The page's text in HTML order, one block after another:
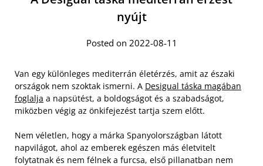
nyújt
Posted on 2022-08-11
Van egy különleges mediterrán életérzés, amit az északi
országok nem szoktak ismerni. A Desigual táska magában
foglalja a napsütést, a boldogságot és a szabadságot,
miközben végig az önkifejezést tartja szem előtt.
Nem véletlen, hogy a márka Spanyolországban látott
napvilágot, ahol az emberek egészen más életvitelt
folytatnak és nem félnek a furcsa, első pillanatban nem